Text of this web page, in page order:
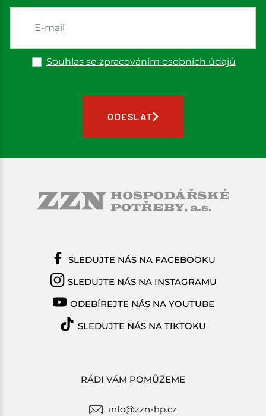
Souhlas se zpracováním osobních údajů
ODESLAT
RÁDI VÁM POMŮŽEME
info@zzn-hp.cz
SLEDUJTE NÁS NA FACEBOOKU
SLEDUJTE NÁS NA INSTAGRAMU
ODEBÍREJTE NÁS NA YOUTUBE
SLEDUJTE NÁS NA TIKTOKU